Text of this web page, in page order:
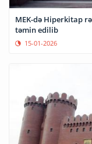
MEK-də Hiperkitap
təmin edilib
15-01-2026